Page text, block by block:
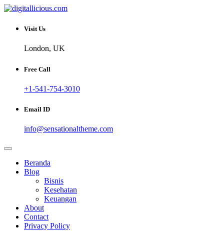
Skip
content
digitallicious.com
Sharing Digital Information
Visit Us
London, UK
Free Call
+1-541-754-3010
Email ID
info@sensationaltheme.com
Beranda
Blog
Bisnis
Kesehatan
Keuangan
About
Contact
Privacy Policy